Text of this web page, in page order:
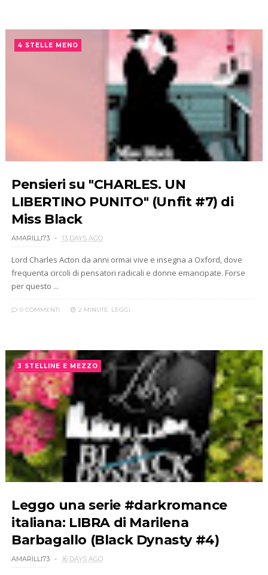
4 STELLE MENO
Pensieri su "CHARLES. UN
LIBERTINO PUNITO" (Unfit #7) di
Miss Black
AMARILLI73 13 DAYS AGO
Lord Charles Acton da anni ormai vive e insegna a Oxford, dove
frequenta circoli di pensatori radicali e donne emancipate. Forse
per questo ...
0 COMMENTI 2 MINUTE LEGGI
3 STELLINE E MEZZO
Leggo una serie #darkromance
italiana: LIBRA di Marilena
Barbagallo (Black Dynasty #4)
AMARILLI73 16 DAYS AGO